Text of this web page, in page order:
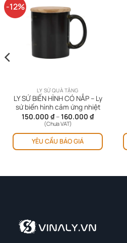
-12%
LY SỨ QUÀ TẶNG
LY SỨ BIẾN HÌNH CÓ NẮP – Ly
sứ biến hình cảm ứng nhiệt
150.000 ₫ –160.000 ₫Khoảng
150.000 ₫
160.000 ₫
(Chưa VAT)
YÊU CẦU BÁO GIÁ
nhiều